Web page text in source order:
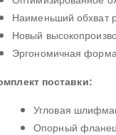
Наименьший обхват
Новый
Эргономичная
поставки:
Угловая
Опорный